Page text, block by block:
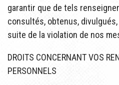
garantir que de tels
consultés, obtenus,
suite de la violation de nos
DROITS CONCERNANT VOS
PERSONNELS